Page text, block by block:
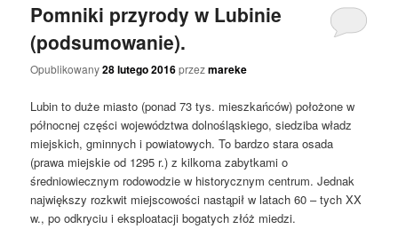
Pomniki przyrody w Lubinie
(podsumowanie).
Opublikowany28 lutego 2016przezmareke
Lubin to duże miasto (ponad 73 tys. mieszkańców) położone w
północnej części województwa dolnośląskiego, siedziba władz
miejskich, gminnych i powiatowych. To bardzo stara osada
(prawa miejskie od 1295 r.) z kilkoma zabytkami o
średniowiecznym rodowodzie w historycznym centrum. Jednak
największy rozkwit miejscowości nastąpił w latach 60 – tych XX
w., po odkryciu i eksploatacji bogatych złóż miedzi.